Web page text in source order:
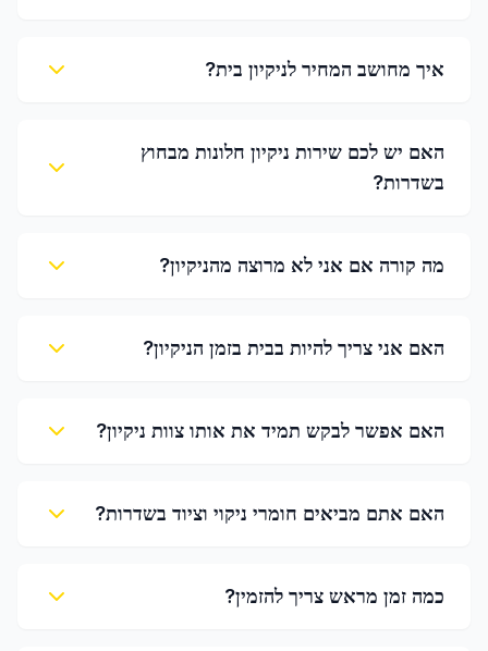
איך מחושב המחיר לניקיון בית?
האם יש לכם שירות ניקיון חלונות מבחוץ
בשדרות?
מה קורה אם אני לא מרוצה מהניקיון?
האם אני צריך להיות בבית בזמן הניקיון?
האם אפשר לבקש תמיד את אותו צוות ניקיון?
האם אתם מביאים חומרי ניקוי וציוד בשדרות?
כמה זמן מראש צריך להזמין?